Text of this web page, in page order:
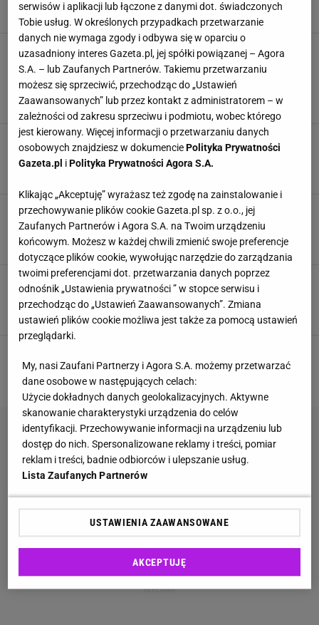
DIETA MINISTERSTWO ZDROWIA NEWS SZPITALE
Jest bardzo zdrowa i ponoć odmładza. Dieta
śródziemnomorska zmieniła na lepsze życie
wielu osób
DANIA OBIADOWE
DIETA ŚRÓDZIEMNOMORSKA
PRZEPISY KULINARNE
Jak szybko i łatwo schudnąć do lata? Misja:
Bikini - czas start
DIETA LATO ODCHUDZANIE WAKACJE
Ćwiczenia na boczki i oponkę - idealne na
start, nawet jeśli dawno nie ćwiczyłaś
BRZUCH DIETA ODCHUDZANIE TRENING I ĆWICZENIA
Polacy płacą z to krocie, a na NFZ mają za
darmo. Mało kto o tym wie
DIETA JEDZENIE NFZ PIENIĄDZE
2 3 4
serwisów i aplikacji lub łączone z danymi dot. świadczonych
Tobie usług. W określonych przypadkach przetwarzanie
danych nie wymaga zgody i odbywa się w oparciu o
uzasadniony interes Gazeta.pl, jej spółki powiązanej – Agora
S.A. – lub Zaufanych Partnerów. Takiemu przetwarzaniu
możesz się sprzeciwić, przechodząc do „Ustawień
Zaawansowanych” lub przez kontakt z administratorem – w
zależności od zakresu sprzeciwu i podmiotu, wobec którego
jest kierowany. Więcej informacji o przetwarzaniu danych
osobowych znajdziesz w dokumencie Polityka Prywatności
Gazeta.pl i Polityka Prywatności Agora S.A.
Klikając „Akceptuję” wyrażasz też zgodę na zainstalowanie i
przechowywanie plików cookie Gazeta.pl sp. z o.o., jej
Zaufanych Partnerów i Agora S.A. na Twoim urządzeniu
końcowym. Możesz w każdej chwili zmienić swoje preferencje
dotyczące plików cookie, wywołując narzędzie do zarządzania
twoimi preferencjami dot. przetwarzania danych poprzez
odnośnik „Ustawienia prywatności ” w stopce serwisu i
przechodząc do „Ustawień Zaawansowanych”. Zmiana
ustawień plików cookie możliwa jest także za pomocą ustawień
przeglądarki.
My, nasi Zaufani Partnerzy i Agora S.A. możemy przetwarzać
dane osobowe w następujących celach:
Użycie dokładnych danych geolokalizacyjnych. Aktywne
skanowanie charakterystyki urządzenia do celów
identyfikacji. Przechowywanie informacji na urządzeniu lub
dostęp do nich. Spersonalizowane reklamy i treści, pomiar
reklam i treści, badnie odbiorców i ulepszanie usług.
Lista Zaufanych Partnerów
USTAWIENIA ZAAWANSOWANE
AKCEPTUJĘ